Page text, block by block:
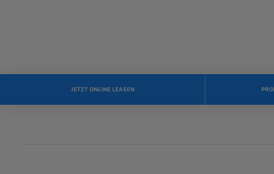
JETZT ONLINE LEASEN